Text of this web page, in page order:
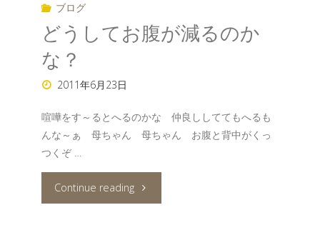
ブログ
どうしてお腹が減るのか
な？
2011年6月23日
喧嘩をす～るとへるのかな 仲良ししててもへるも
んな～ぁ 母ちゃん 母ちゃん お腹と背中がくっ
つくぞ …
Continue reading"ど